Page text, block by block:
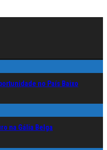
no País Baixo
na Gália Belga